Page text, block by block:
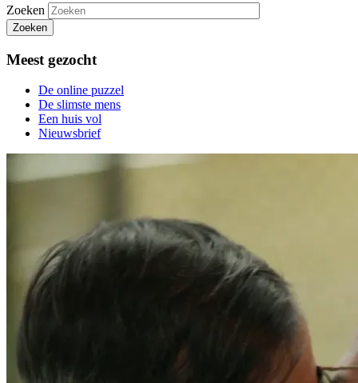
Zoeken
Zoeken
Meest gezocht
De online puzzel
De slimste mens
Een huis vol
Nieuwsbrief